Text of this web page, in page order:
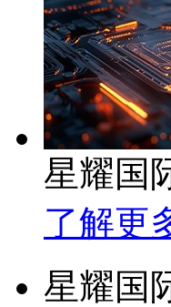
星耀国
了解更
星耀国